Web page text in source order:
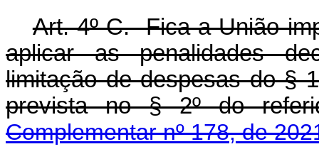
Art. 4º-C. Fica a União
aplicar as penalidades
limitação de despesas do §
prevista no § 2º do
Complementar nº 178, de